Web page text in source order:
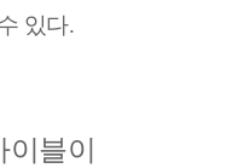
있다.
블이